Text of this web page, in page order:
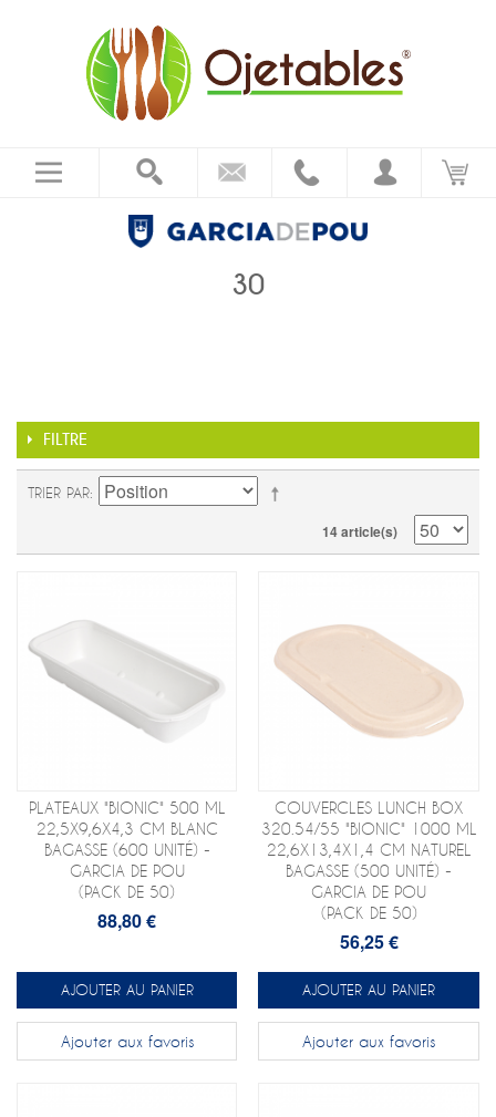
30
FILTRE
TRIER PAR
14 article(s)
PLATEAUX "BIONIC" 500 ML
22,5X9,6X4,3 CM BLANC
BAGASSE (600 UNITÉ) -
GARCIA DE POU
(PACK DE 50)
88,80 €
AJOUTER AU PANIER
Ajouter aux favoris
COUVERCLES LUNCH BOX
320.54/55 "BIONIC" 1000 ML
22,6X13,4X1,4 CM NATUREL
BAGASSE (500 UNITÉ) -
GARCIA DE POU
(PACK DE 50)
56,25 €
AJOUTER AU PANIER
Ajouter aux favoris